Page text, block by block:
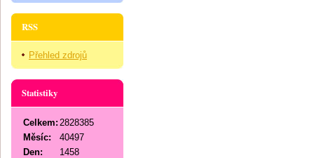
RSS
Přehled zdrojů
Statistiky
Celkem: 2828385
Měsíc:
40497
Den:
1458